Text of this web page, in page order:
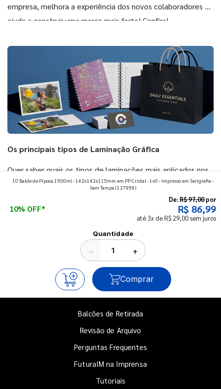
empresa, melhora a experiência dos novos colaboradores e
ajuda a construir uma marca mais forte! Confira!
Os principais tipos de Laminação Gráfica
Quer saber quais os tipos de laminações mais aplicados nos
impressos da gráfica FuturaIM? Então, continue a leitura
10 Balde de Pipoca 1500ml - 142x142x115mm em PP Cristal - 1x0 - Impresso em Serigrafia -
Sem Tampa (127959)
10% OFF*
De:R$ 97,00por
R$ 86,99
até 3x de R$ 29,00 sem juros
Quantidade
− +
Comprar
Balcões de Retirada
Revisão de Arquivo
Perguntas Frequentes
FuturaIM na Imprensa
Tutoriais